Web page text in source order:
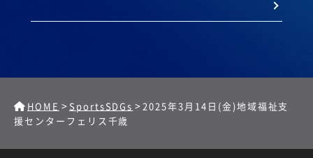
HOME > SportsSDGs >2025年3月14日(金)地域福祉支
援センターフェリス千歳